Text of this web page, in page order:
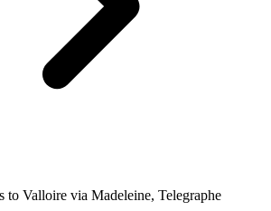
to Valloire via Madeleine, Telegraphe